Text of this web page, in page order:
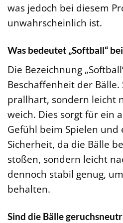
was jedoch bei diesem
unwahrscheinlich ist.
Was bedeutet „Softball“
Die Bezeichnung
Beschaffenheit der Bälle.
prallhart, sondern leicht
weich. Dies sorgt für ein
Gefühl beim Spielen und
Sicherheit, da die Bälle
stoßen, sondern leicht
dennoch stabil genug,
behalten.
Sind die Bälle